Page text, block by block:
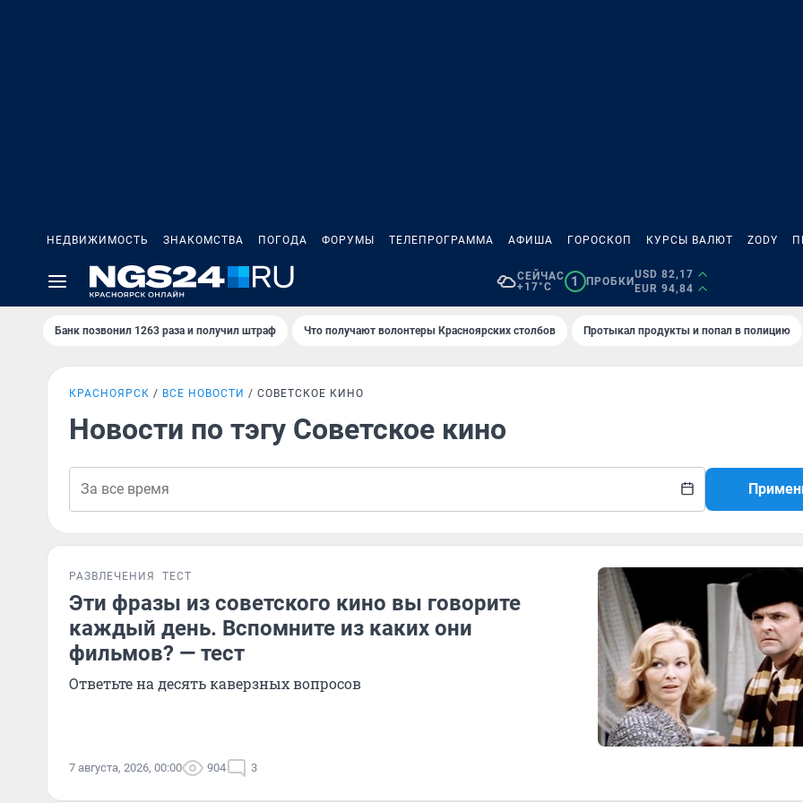
НЕДВИЖИМОСТЬ ЗНАКОМСТВА ПОГОДА ФОРУМЫ ТЕЛЕПРОГРАММА АФИША ГОРОСКОП КУРСЫ ВАЛЮТ ZODY
СЕЙЧАС
+17°C
1 ПРОБКИ
USD 82,17
EUR 94,84
Банк позвонил 1263 раза и получил штраф Что получают волонтеры Красноярских столбов Протыкал продукты и попал в полицию
КРАСНОЯРСК ВСЕ НОВОСТИ СОВЕТСКОЕ КИНО
Новости по тэгу Советское кино
РАЗВЛЕЧЕНИЯ ТЕСТ
Эти фразы из советского кино вы говорите
каждый день. Вспомните из каких они
фильмов? — тест
Ответьте на десять каверзных вопросов
7 августа, 2026, 00:00 904 3